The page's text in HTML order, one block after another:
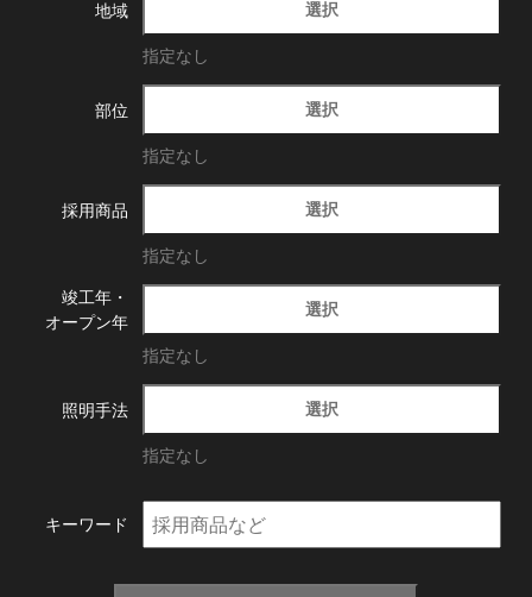
地域 選択
指定なし
部位 選択
指定なし
採用商品 選択
指定なし
竣工年・
オープン年
選択
指定なし
照明手法 選択
指定なし
キーワード